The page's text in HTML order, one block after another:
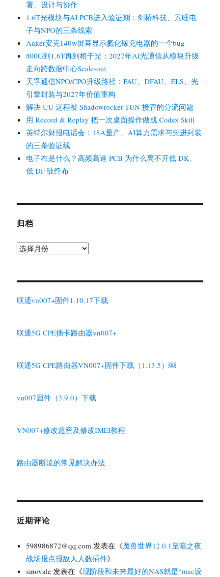
署、设计与协作
1.6T光模块与AI PCB进入验证期：剑桥科技、景旺电
子与NPO的三条线索
Anker安克140w屏幕显示氮化镓充电器的一个bug
800G到1.6T再到相干光：2027年AI光通信从模块升级
走向跨数据中心Scale-out
天孚通信NPO/CPO升级路径：FAU、DFAU、ELS、光
引擎封装与2027年价值重构
解决 UU 远程被 Shadowrocket TUN 接管的分流问题
用 Record & Replay 把一次桌面操作做成 Codex Skill
英特尔财报电话会：18A量产、AI算力需求与先进封装
的三条验证线
电子布是什么？高频高速 PCB 为什么离不开低 DK、
低 DF 玻纤布
归档
归
联通vn007+固件1.10.17下载
联通5G CPE插卡路由器vn007+
联通5G CPE路由器VN007+固件下载（1.13.5）￼
vn007固件（3.9.0）下载
VN007+修改超密及修改IMEI教程
路由器断流的常见解决办法
近期评论
598986872@qq.com 发表在《魔兽世界12.0.1至暗之夜
战场报点报敌人人数插件》
sinovale 发表在《现阶段和未来最好的NAS就是“mac设